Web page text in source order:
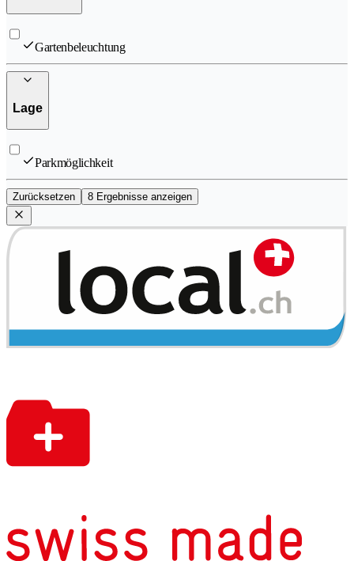
Gartenbeleuchtung
Lage
Parkmöglichkeit
Zurücksetzen 8 Ergebnisse anzeigen